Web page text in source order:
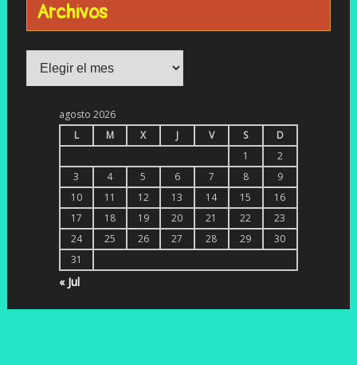
Archivos
Archivos
agosto 2026
L
M X J V S
D
1
2
3
4 5 6 7 8
9
10
11 12 13 14 15
16
17
18 19 20 21 22
23
24
25 26 27 28 29
30
31
« Jul